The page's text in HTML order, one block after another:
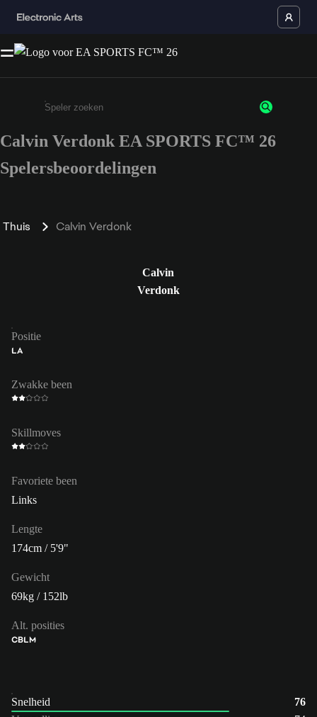
Enter a minimum of 3 characters or numbers
Calvin Verdonk EA SPORTS FC™ 26
Spelersbeoordelingen
Thuis Calvin Verdonk
Calvin
Verdonk
Positie
LA
Zwakke been
Skillmoves
Favoriete been
Links
Lengte
174cm / 5'9"
Gewicht
69kg / 152lb
Alt. posities
CBLM
Snelheid
76